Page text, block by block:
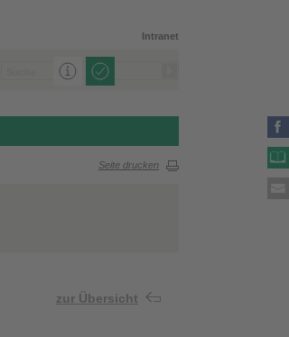
Intranet
Seite drucken
zur Übersicht